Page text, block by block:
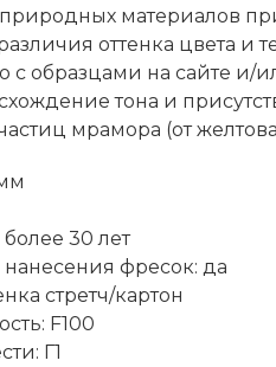
материалов
оттенка цвета и
с образцами на сайте и/
тона и
мрамора (от
30 лет
фресок: да
стретч/картон
F100
Г1